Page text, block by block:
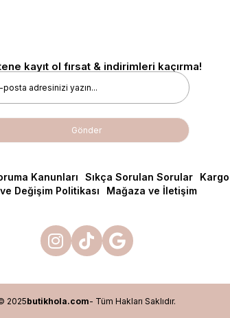
kayıt ol fırsat & indirimleri kaçırma!
Gönder
Kanunları Sıkça Sorulan Sorular
Değişim Politikası
Mağaza ve İletişim
2025butikhola.com- Tüm Hakları Saklıdır.